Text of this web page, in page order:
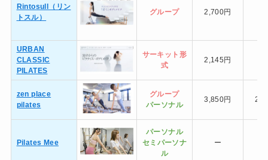
Rintosull（リン
トスル）
グループ 2,700円
URBAN
CLASSIC
PILATES
サーキット形
式
2,145円
zen place
pilates
グループ
パーソナル
3,850円
Pilates Mee
パーソナル
セミ パーソナ
ル
ー